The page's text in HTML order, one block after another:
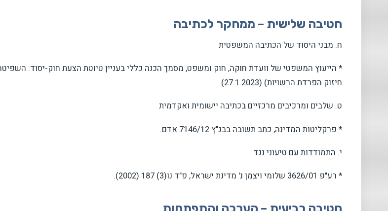
חטיבה שלישית – ממחקר לכתיבה
ח. מבני היסוד של הכתיבה המשפטית
* הייעוץ המשפטי של וועדת חוקה, חוק ומשפט, מסמך הכנה כללי בעניין טיוטת הצעת חוק-יסוד:
חיזוק הפרדת הרשויות) (27.1.2023).
ט. שלבים ומרכיבים מרכזיים בכתיבה יישומית ואקדמית
* פרקליטות המדינה, כתב תשובה בבג"ץ 7146/12 אדם.
י. התמודדות עם טיעוני נגד
* רע"פ 3626/01 שלומי ויצמן נ' מדינת ישראל, פ"ד נו(3) 187 (2002).